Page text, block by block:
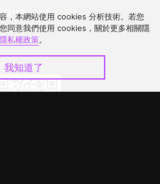
級VIP
合作洽談
，本網站使用 cookies 分析技術。若您
同意我們使用 cookies，關於更多相關隱
隱私權政策。
我知道了